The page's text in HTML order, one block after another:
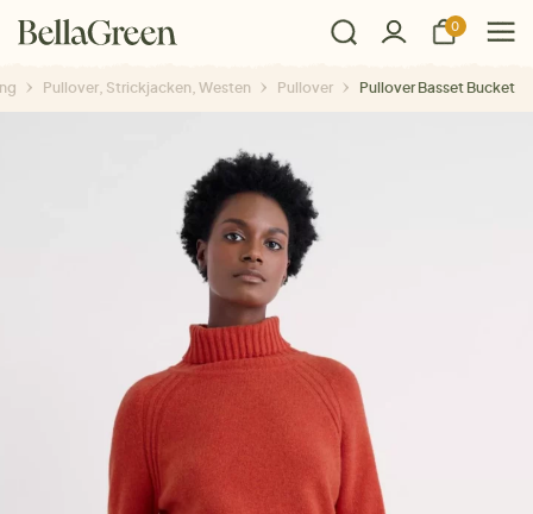
0
Pullover, Strickjacken, Westen Pullover Pullover Basset Bucket